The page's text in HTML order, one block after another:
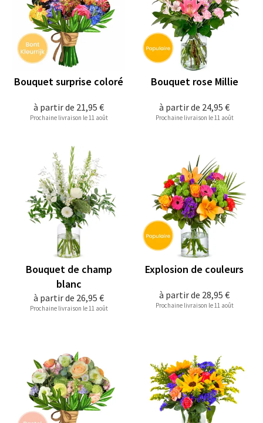
à partir de 21,95 €
Bouquet surprise coloré
Prochaine livraison le 11 août
à partir de 24,95 €
Bouquet rose Millie
Prochaine livraison le 11 août
à partir de 26,95 €
Bouquet de champ
blanc
Prochaine livraison le 11 août
à partir de 28,95 €
Explosion de couleurs
Prochaine livraison le 11 août